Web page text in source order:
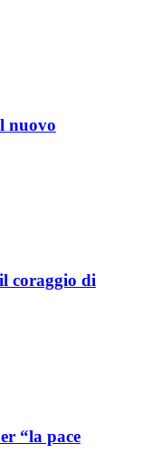
nuovo
coraggio di
“la pace